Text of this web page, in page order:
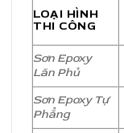
LOẠI HÌNH
THI CÔNG
Sơn Epoxy
Lăn Phủ
Sơn Epoxy Tự
Phẳng